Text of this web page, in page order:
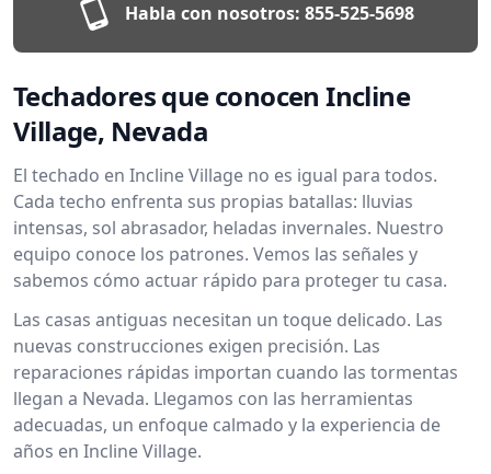
Habla con nosotros: 855-525-5698
Techadores que conocen Incline
Village, Nevada
El techado en Incline Village no es igual para todos.
Cada techo enfrenta sus propias batallas: lluvias
intensas, sol abrasador, heladas invernales. Nuestro
equipo conoce los patrones. Vemos las señales y
sabemos cómo actuar rápido para proteger tu casa.
Las casas antiguas necesitan un toque delicado. Las
nuevas construcciones exigen precisión. Las
reparaciones rápidas importan cuando las tormentas
llegan a Nevada. Llegamos con las herramientas
adecuadas, un enfoque calmado y la experiencia de
años en Incline Village.